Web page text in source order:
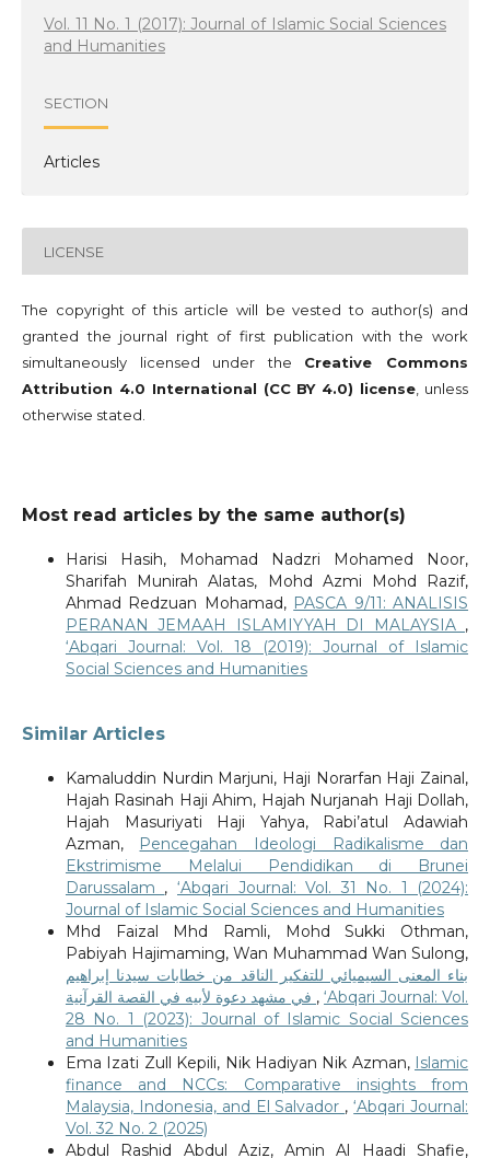
Vol. 11 No. 1 (2017): Journal of Islamic Social Sciences
and Humanities
SECTION
Articles
LICENSE
The copyright of this article will be vested to author(s) and
granted the journal right of first publication with the work
simultaneously licensed under the Creative Commons
Attribution 4.0 International (CC BY 4.0) license, unless
otherwise stated.
Most read articles by the same author(s)
Harisi Hasih, Mohamad Nadzri Mohamed Noor,
Sharifah Munirah Alatas, Mohd Azmi Mohd Razif,
Ahmad Redzuan Mohamad, PASCA 9/11: ANALISIS
PERANAN JEMAAH ISLAMIYYAH DI MALAYSIA ,
‘Abqari Journal: Vol. 18 (2019): Journal of Islamic
Social Sciences and Humanities
Similar Articles
Kamaluddin Nurdin Marjuni, Haji Norarfan Haji Zainal,
Hajah Rasinah Haji Ahim, Hajah Nurjanah Haji Dollah,
Hajah Masuriyati Haji Yahya, Rabi’atul Adawiah
Azman, Pencegahan Ideologi Radikalisme dan
Ekstrimisme Melalui Pendidikan di Brunei
Darussalam , ‘Abqari Journal: Vol. 31 No. 1 (2024):
Journal of Islamic Social Sciences and Humanities
Mhd Faizal Mhd Ramli, Mohd Sukki Othman,
Pabiyah Hajimaming, Wan Muhammad Wan Sulong,
بناء المعنى السيميائي للتفكير الناقد من خطابات سيدنا إبراهيم
,‘Abqari Journal: Vol.
28 No. 1 (2023): Journal of Islamic Social Sciences
and Humanities
Ema Izati Zull Kepili, Nik Hadiyan Nik Azman, Islamic
finance and NCCs: Comparative insights from
Malaysia, Indonesia, and El Salvador ,‘Abqari Journal:
Vol. 32 No. 2 (2025)
Abdul Rashid Abdul Aziz, Amin Al Haadi Shafie,